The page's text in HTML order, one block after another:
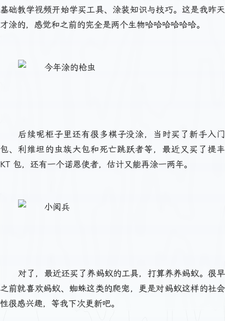
基础教学视频开始学买工具、涂装知识与技巧。这是我昨天
才涂的，感觉和之前的完全是两个生物哈哈哈哈哈哈。
后续呢柜子里还有很多棋子没涂，当时买了新手入门
包、利维坦的虫族大包和死亡跳跃者等，最近又买了提丰
KT 包，还有一个诺恩使者，估计又能再涂一两年。
对了，最近还买了养蚂蚁的工具，打算养养蚂蚁。很早
之前就喜欢蚂蚁、蜘蛛这类的爬宠，更是对蚂蚁这样的社会
性很感兴趣，等我下次更新吧。